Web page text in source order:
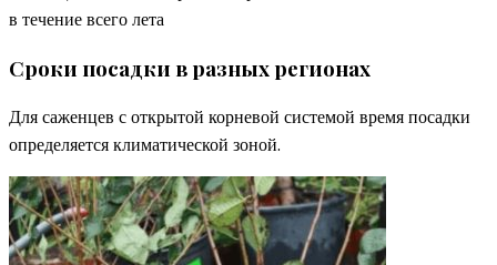
в течение всего лета
Сроки посадки в разных регионах
Для саженцев с открытой корневой системой время посадки
определяется климатической зоной.